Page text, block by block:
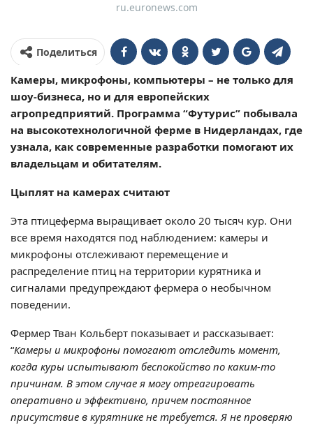
ru.euronews.com
Поделиться
Камеры, микрофоны, компьютеры – не только для
шоу-бизнеса, но и для европейских
агропредприятий. Программа “Футурис” побывала
на высокотехнологичной ферме в Нидерландах, где
узнала, как современные разработки помогают их
владельцам и обитателям.
Цыплят на камерах считают
Эта птицеферма выращивает около 20 тысяч кур. Они
все время находятся под наблюдением: камеры и
микрофоны отслеживают перемещение и
распределение птиц на территории курятника и
сигналами предупреждают фермера о необычном
поведении.
Фермер Тван Кольберт показывает и рассказывает:
“Камеры и микрофоны помогают отследить момент,
когда куры испытывают беспокойство по каким-то
причинам. В этом случае я могу отреагировать
оперативно и эффективно, причем постоянное
присутствие в курятнике не требуется. Я не проверяю